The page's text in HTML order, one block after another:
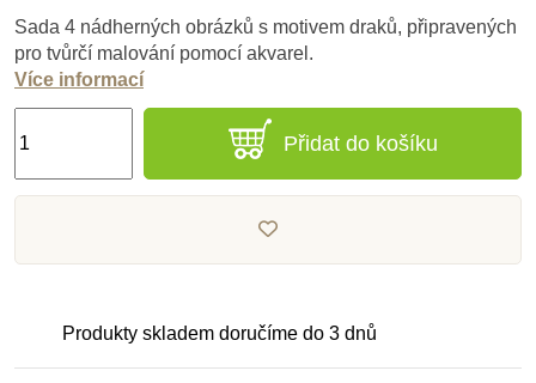
Sada 4 nádherných obrázků s motivem draků, připravených
pro tvůrčí malování pomocí akvarel.
Více informací
Přidat do košíku
Produkty skladem doručíme do 3 dnů